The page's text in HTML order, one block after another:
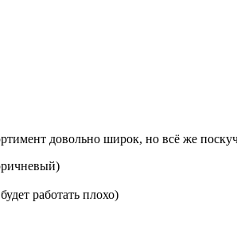
довольно широк, но всё же
работать плохо)